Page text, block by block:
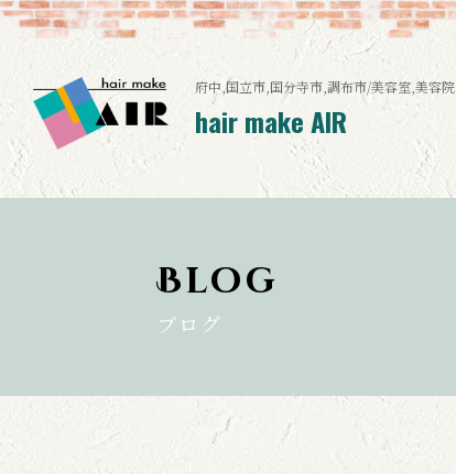
府中,国立市,国分寺市,調布市/美容室,美容院
hair make AIR
Blog
ブログ